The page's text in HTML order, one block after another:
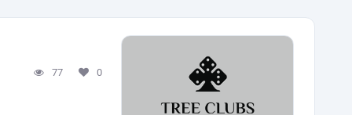
77 0